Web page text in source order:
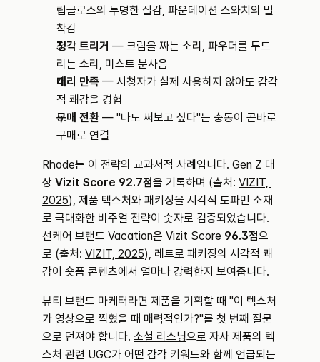
립글로스의 투명한 질감, 파운데이션 스와치의 밀
착감
청각 트리거 — 크림을 짜는 소리, 파우더를 두드
리는 소리, 미스트 분사음
대리 만족 — 시청자가 실제 사용하지 않아도 감각
적 쾌감을 경험
구매 전환 — "나도 써보고 싶다"는 충동이 곧바로
구매로 연결
Rhode는 이 전략의 교과서적 사례입니다. Gen Z 대
상 Vizit Score 92.7점을 기록하며 (출처: VIZIT,
2025), 제품 텍스처와 패키징을 시각적 도파민 소재
로 극대화한 비주얼 전략이 숫자로 검증되었습니다.
선케어 브랜드 Vacation은 Vizit Score 96.3점으
로 (출처: VIZIT, 2025), 레트로 패키징의 시각적 쾌
감이 숏폼 콘텐츠에서 얼마나 강력한지 보여줍니다.
뷰티 브랜드 마케터라면 제품을 기획할 때 "이 텍스처
가 영상으로 찍혔을 때 매력적인가?"를 첫 번째 질문
으로 던져야 합니다. 소셜 리스닝으로 자사 제품의 텍
스처 관련 UGC가 어떤 감각 키워드와 함께 언급되는